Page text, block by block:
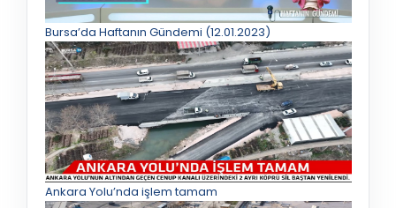
Bursa’da Haftanın Gündemi (12.01.2023)
Ankara Yolu’nda işlem tamam